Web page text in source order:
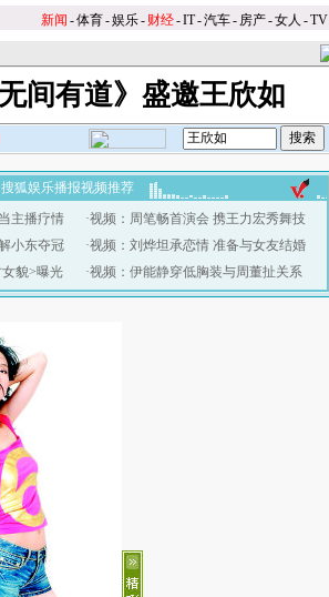
新闻 -体育-娱乐- 财经-IT-汽车- 房产-女人 -TV
间有道》盛邀王欣如
搜狐娱乐播报视频推荐
主播疗情
小东夺冠
貌>曝光
·视频：周笔畅首演会 携王力宏秀舞技
·视频：刘烨坦承恋情 准备与女友结婚
·视频：伊能静穿低胸装与周董扯关系